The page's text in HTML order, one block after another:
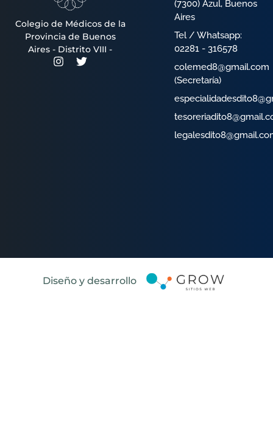
Colegio de Médicos de la
Provincia de Buenos
Aires - Distrito VIII -
(7300) Azul, Buenos
Aires
Tel / Whatsapp:
02281 - 316578
colemed8@gmail.com
(Secretaría)
Diseño y desarrollo